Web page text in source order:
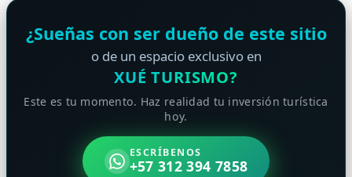
¿Sueñas con ser dueño de este sitio
o de un espacio exclusivo en
XUÉ TURISMO?
Este es tu momento. Haz realidad tu inversión turística
hoy.
ESCRÍBENOS
+57 312 394 7858